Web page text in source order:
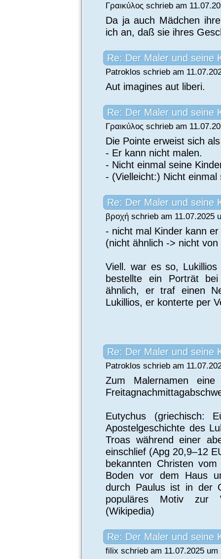
Γραικύλος schrieb am
Da ja auch Mädchen
ich an, daß sie ihres
Re: Der Maler und seine
Patroklos schrieb am
Aut imagines aut liberi.
Re: Der Maler und seine
Γραικύλος schrieb am
Die Pointe erweist sich
- Er kann nicht malen.
- Nicht einmal seine
- (Vielleicht:) Nicht
Re: Der Maler und seine
βροχή schrieb am 11.07.2025
- nicht mal Kinder kann
(nicht ähnlich -> nicht von
Viell. war es so,
bestellte ein Porträt
ähnlich, er traf einen
Lukillios, er konterte per
Re: Der Maler und seine
Patroklos schrieb am
Zum Malernamen eine
Eutychus (griechisch:
Apostelgeschichte des
Troas während einer
einschlief (Apg 20,9–12
bekannten Christen
Boden vor dem Haus
durch Paulus ist in der
populäres Motiv zur
(Wikipedia)
Re: Der Maler und seine
filix schrieb am 11.07.2025 um